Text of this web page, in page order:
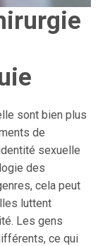
sont bien plus
de
sexuelle
des
cela peut
luttent
Les gens
ce qui